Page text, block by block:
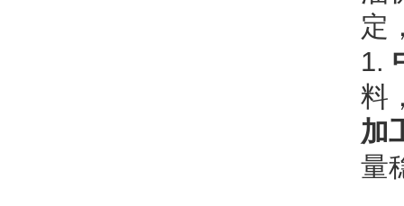
定
1.
料
加
量